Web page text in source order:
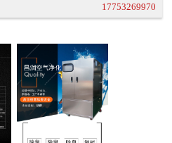
17753269970